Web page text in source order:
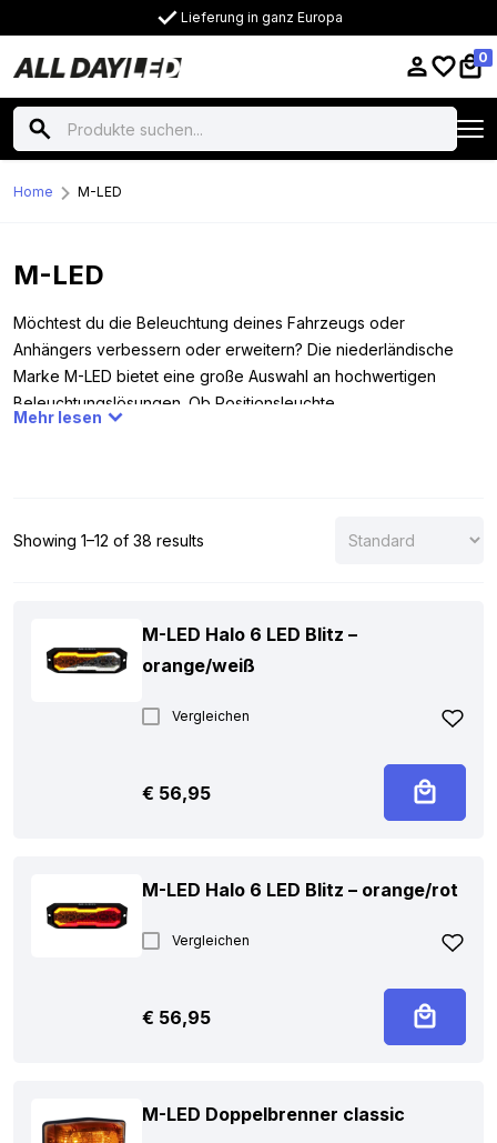
Lieferung in ganz Europa
0
Home M-LED
M-LED
Möchtest du die Beleuchtung deines Fahrzeugs oder
Anhängers verbessern oder erweitern? Die niederländische
Marke M-LED bietet eine große Auswahl an hochwertigen
Beleuchtungslösungen. Ob Positionsleuchte,
Begrenzungsleuchte, Arbeitsleuchte, LED-Bar, Blitzer oder
vielseitig einsetzbar. Entdecke das komplette M-LED Sortiment
Mehr lesen
Showing 1–12 of 38 results
M-LED Halo 6 LED Blitz –
orange/weiß
Vergleichen
€ 56,95
M-LED Halo 6 LED Blitz – orange/rot
Vergleichen
€ 56,95
M-LED Doppelbrenner classic